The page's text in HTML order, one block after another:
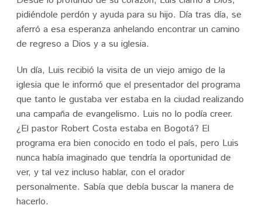
pidiéndole perdón y ayuda para su hijo. Día tras día, se
aferró a esa esperanza anhelando encontrar un camino
de regreso a Dios y a su iglesia.
Un día, Luis recibió la visita de un viejo amigo de la
iglesia que le informó que el presentador del programa
que tanto le gustaba ver estaba en la ciudad realizando
una campaña de evangelismo. Luis no lo podía creer.
¿El pastor Robert Costa estaba en Bogotá? El
programa era bien conocido en todo el país, pero Luis
nunca había imaginado que tendría la oportunidad de
ver, y tal vez incluso hablar, con el orador
personalmente. Sabía que debía buscar la manera de
hacerlo.